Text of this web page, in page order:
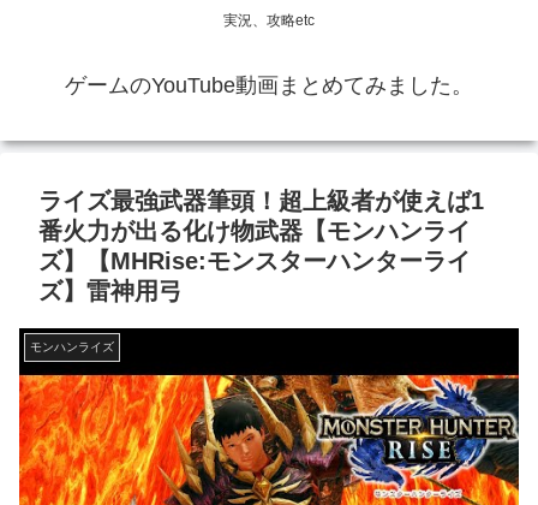
実況、攻略etc
ゲームのYouTube動画まとめてみました。
ライズ最強武器筆頭！超上級者が使えば1
番火力が出る化け物武器【モンハンライ
ズ】【MHRise:モンスターハンターライ
ズ】雷神用弓
モンハンライズ